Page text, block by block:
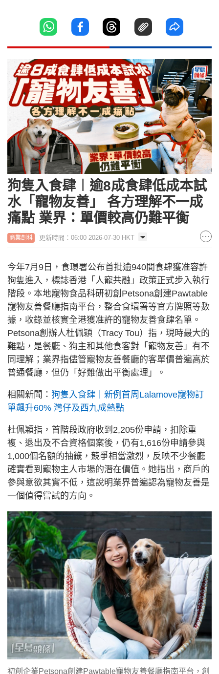
狗隻入食肆︱逾8成食肆低成本試
水「寵物友善」 各方理解不一成
痛點 業界：單價較高仍難平衡
商業創科 更新時間：06:00 2026-07-30 HKT
今年7月9日，食環署公布首批逾940間食肆獲准容許
狗隻進入，標誌香港「人寵共融」政策正式步入執行
階段。本地寵物食品科研初創Petsona創建Pawtable
寵物友善餐廳指南平台，整合食環署等官方牌照等數
據，收錄並核實全港獲准許的寵物友善食肆名單。
Petsona創辦人杜佩穎（Tracy Tou）指，現時最大的
難點，是餐廳、狗主和其他食客對「寵物友善」有不
同理解；業界指儘管寵物友善餐廳的客單價普遍高於
普通餐廳，但仍「好難做出平衡處理」。
相關新聞： 狗隻入食肆｜新例首周Lalamove寵物訂
單飆升60% 灣仔及西九成熱點
杜佩穎指，首階段政府收到2,205份申請，扣除重
複、退出及不合資格個案後，仍有1,616份申請參與
1,000個名額的抽籤，競爭相當激烈，反映不少餐廳
確實看到寵物主人市場的潛在價值。她指出，商戶的
參與意欲其實不低，這說明業界普遍認為寵物友善是
一個值得嘗試的方向。
初創企業Petsona創建Pawtable寵物友善餐廳指南平台，創